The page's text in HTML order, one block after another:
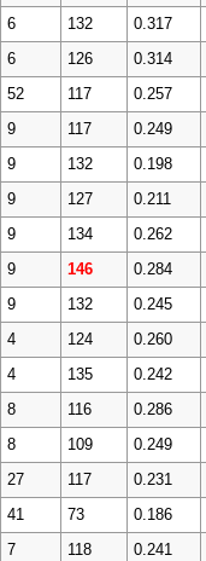
6 132 0.317
6 126 0.314
52 117 0.257
9 117 0.249
9 132 0.198
9 127 0.211
9 134 0.262
9 146 0.284
9 132 0.245
4 124 0.260
4 135 0.242
8 116 0.286
8 109 0.249
27 117 0.231
41 73 0.186
7 118 0.241